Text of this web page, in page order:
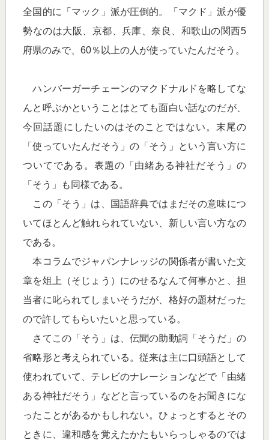
全国的に「マック」派が圧倒的。「マクド」派が優
勢なのは大阪、京都、兵庫、奈良、和歌山の関西5
府県のみで、60％以上の人が使っていたんだそう。
ハンバーガーチェーンのマクドナルドを略してな
んと呼ぶかということはとても面白い話なのだが、
今回話題にしたいのはそのことではない。末尾の
「使っていたんだそう」の「そう」という言い方に
ついてである。表題の「由緒ある神社だそう」の
「そう」も同様である。
この「そう」は、国語辞典ではまだその意味につ
いてほとんど触れられていない、新しい言い方なの
である。
本コラムでジャパンナレッジの関係者が書いた文
章を俎上（そじょう）にのせるなんて何事かと、担
当者に叱られてしまいそうだが、格好の題材だった
ので許してもらいたいと思っている。
さてこの「そう」は、伝聞の助動詞「そうだ」の
省略形と考えられている。従来は主に口頭語として
使われていて、テレビのナレーションなどで「由緒
ある神社だそう」などと言っているのをお聞きにな
ったことがあるかもしれない。ひょっとするとその
ときに、違和感を覚えたかたもいらっしゃるのでは